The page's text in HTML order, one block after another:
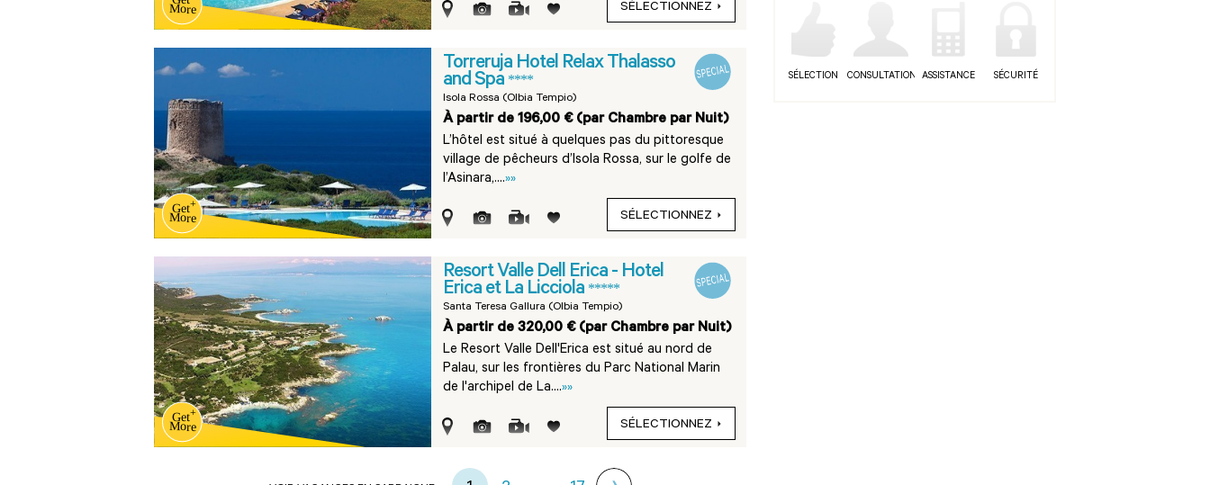
SÉLECTIONNEZ
Torreruja Hotel Relax Thalasso
and Spa ****
Isola Rossa (Olbia Tempio)
À partir de 196,00 € (par Chambre par Nuit)
L’hôtel est situé à quelques pas du pittoresque
village de pêcheurs d’Isola Rossa, sur le golfe de
l’Asinara,....»»
SÉLECTIONNEZ
Resort Valle Dell Erica - Hotel
Erica et La Licciola *****
Santa Teresa Gallura (Olbia Tempio)
À partir de 320,00 € (par Chambre par Nuit)
Le Resort Valle Dell'Erica est situé au nord de
Palau, sur les frontières du Parc National Marin
de l'archipel de La....»»
SÉLECTIONNEZ
SÉLECTION CONSULTATION ASSISTANCE SÉCURITÉ